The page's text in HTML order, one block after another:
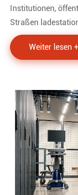
Institutionen,
Straßen
Weiter lesen +